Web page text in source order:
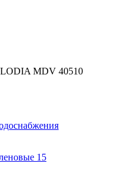
MDV 40510
15